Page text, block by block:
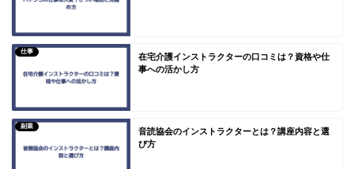
仕事
在宅介護インストラクターの口コミは？資格や仕
事への活かし方
副業
音読協会のインストラクターとは？講座内容と選
び方